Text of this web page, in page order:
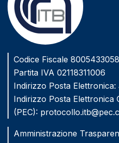
Codice Fiscale
Partita IVA 02118311006
Indirizzo Posta Elettronica:
Indirizzo Posta Elettronica
(PEC):
Amministrazione